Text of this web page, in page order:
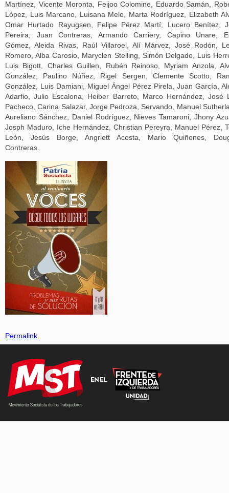
Martínez, Vicente Moronta, Feijoo Colomine, Eduardo Samán,
López, Luis Marcano, Luisana Melo, Marta Rodríguez, Elizabeth
Omar Hurtado Rayugsen, Felipe Pérez Martí, Lucero Benítez,
Pereira, Juan Contreras, Armando Carriery, Capino Unare,
Gómez, Aleida Rivas, Raúl Villaroel, Alí Márvez, José Rodón,
Romero, Alba Carosio, Maryclen Stelling, Simón Delgado, Luis
Luis Bigott, Charles Guillen, Rubén Reinoso, Myriam Anzola,
González, Paulino Núñez, Rigel Sergen, Clemente Scotto,
González, Luis Damiani, Miguel Ángel Pérez Pirela, Juan García,
Adarfio, Julio Escalona, Heiber Barreto, Marco Hernández, José
Pacheco, Carina Salazar, Jorge Pedroza, Servando, Manuel
Aureliano Sánchez, Daniel Rodríguez, Nieves Tamaroni, Jhony
Josph Maduro, Iche Hernández, Christian Pereyra, Manuel Pérez,
León, Jesús Borge, Angriett Acosta, Mario Quiñones,
Contreras.
Permalink